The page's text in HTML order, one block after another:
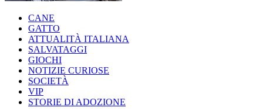
CANE
GATTO
ATTUALITÀ ITALIANA
SALVATAGGI
GIOCHI
NOTIZIE CURIOSE
SOCIETÀ
VIP
STORIE DI ADOZIONE